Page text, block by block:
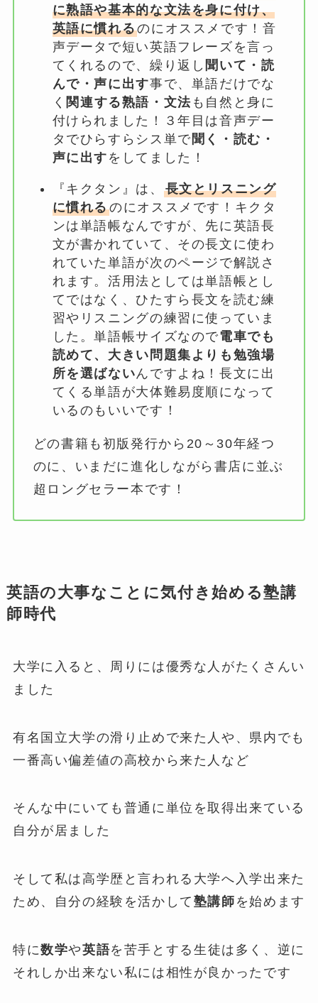
に熟語や基本的な文法を身に付け、
英語に慣れるのにオススメです！音
声データで短い英語フレーズを言っ
てくれるので、繰り返し 聞いて・読
んで・声に出す事で、単語だけでな
く 関連する熟語・文法 も自然と身に
付けられました！３年目は音声デー
タでひらすらシス単で聞く・読む・
声に出す をしてました！
『キクタン』は、 長文とリスニング
に慣れるのにオススメです！キクタ
ンは単語帳なんですが、先に英語長
文が書かれていて、その長文に使わ
れていた単語が次のページで解説さ
れます。活用法としては単語帳とし
てではなく、ひたすら長文を読む練
習やリスニングの練習に使っていま
した。単語帳サイズなので電車でも
読めて、大きい問題集よりも勉強場
所を選ばないんですよね！長文に出
てくる単語が大体難易度順になって
いるのもいいです！
どの書籍も初版発行から20～30年経つ
のに、いまだに進化しながら書店に並ぶ
超ロングセラー本です！
英語の大事なことに気付き始める塾講
師時代
大学に入ると、周りには優秀な人がたくさんい
ました
有名国立大学の滑り止めで来た人や、県内でも
一番高い偏差値の高校から来た人など
そんな中にいても普通に単位を取得出来ている
自分が居ました
そして私は高学歴と言われる大学へ入学出来た
ため、自分の経験を活かして 塾講師 を始めます
特に数学や英語を苦手とする生徒は多く、逆に
それしか出来ない私には相性が良かったです